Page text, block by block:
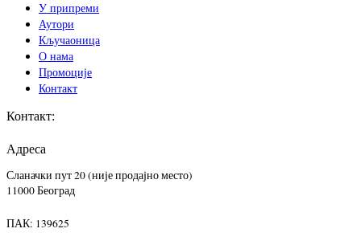
У припреми
Аутори
Кључаоница
О нама
Промоције
Контакт
Контакт:
Адреса
Сланачки пут 20 (није продајно место)
11000 Београд
ПАК: 139625